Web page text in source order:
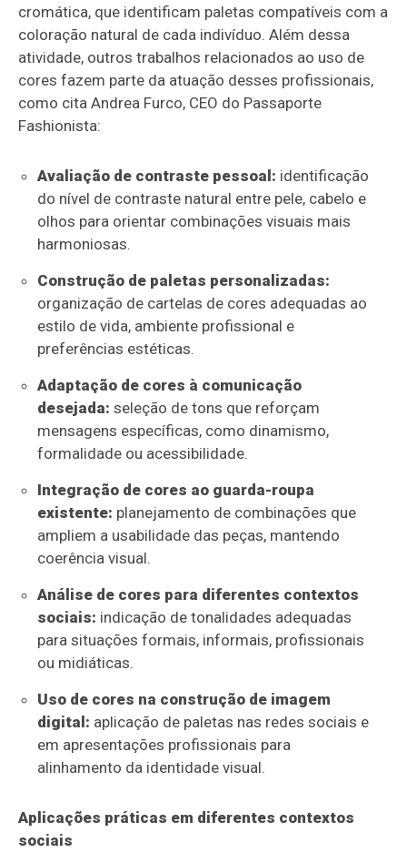
cromática, que identificam paletas compatíveis com a
coloração natural de cada indivíduo. Além dessa
atividade, outros trabalhos relacionados ao uso de
cores fazem parte da atuação desses profissionais,
como cita Andrea Furco, CEO do Passaporte
Fashionista:
Avaliação de contraste pessoal: identificação
do nível de contraste natural entre pele, cabelo e
olhos para orientar combinações visuais mais
harmoniosas.
Construção de paletas personalizadas:
organização de cartelas de cores adequadas ao
estilo de vida, ambiente profissional e
preferências estéticas.
Adaptação de cores à comunicação
desejada: seleção de tons que reforçam
mensagens específicas, como dinamismo,
formalidade ou acessibilidade.
Integração de cores ao guarda-roupa
existente: planejamento de combinações que
ampliem a usabilidade das peças, mantendo
coerência visual.
Análise de cores para diferentes contextos
sociais: indicação de tonalidades adequadas
para situações formais, informais, profissionais
ou midiáticas.
Uso de cores na construção de imagem
digital: aplicação de paletas nas redes sociais e
em apresentações profissionais para
alinhamento da identidade visual.
Aplicações práticas em diferentes contextos
sociais